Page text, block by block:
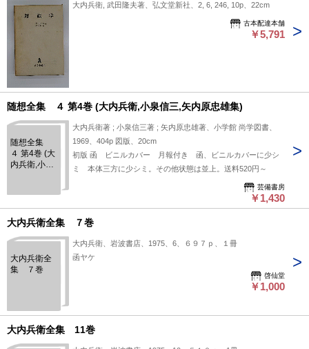
大内兵衛, 武田隆夫著、弘文堂新社、2, 6, 246, 10p、22cm
古本配達本舗
￥5,791
随想全集 ４ 第4巻 (大内兵衛,小泉信三,矢内原忠雄集)
随想全集
４ 第4巻 (大
内兵衛,小泉
大内兵衛著 ; 小泉信三著 ; 矢内原忠雄著、小学館 尚学図書、
1969、404p 図版、20cm
初版 函 ビニルカバー 月報付き 函、ビニルカバーに少シ
ミ 本体三方に少シミ。その他状態は並上。送料520円～
芸備書房
￥1,430
大内兵衛全集 ７巻
大内兵衛全
集 ７巻
大内兵衛、岩波書店、1975、6、６９７ｐ、１冊
函ヤケ
啓仙堂
￥1,000
大内兵衛全集 11巻